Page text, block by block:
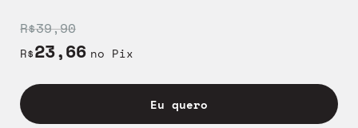
R$39,90
R$23,66 no Pix
Eu quero